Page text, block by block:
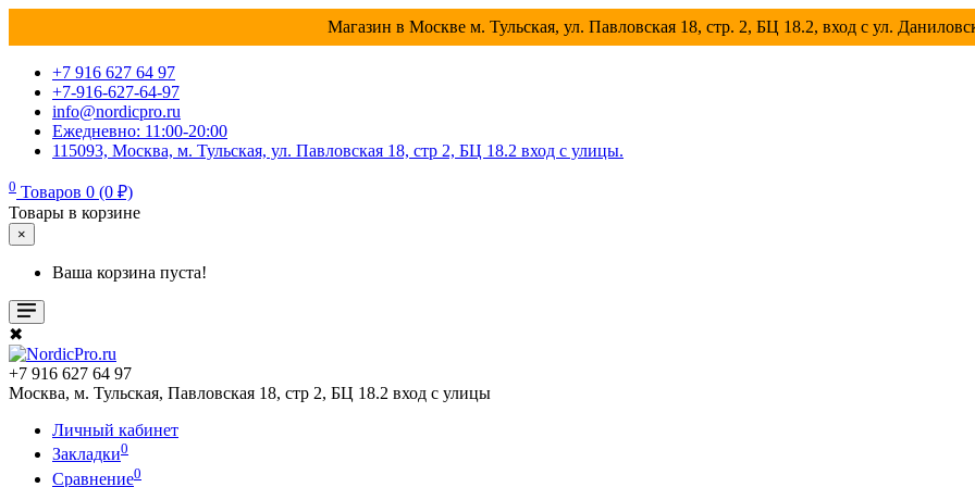
Магазин в Москве м. Тульская, ул. Павловская 18, стр. 2, БЦ 18.2, вход с ул.
+7 916 627 64 97
+7-916-627-64-97
info@nordicpro.ru
Ежедневно: 11:00-20:00
115093, Москва, м. Тульская, ул. Павловская 18, стр 2, БЦ 18.2 вход с улицы.
0 Товаров 0 (0 ₽)
Товары в корзине
×
Ваша корзина пуста!
✖
+7 916 627 64 97
Москва, м. Тульская, Павловская 18, стр 2, БЦ 18.2 вход с улицы
Личный кабинет
Закладки0
Сравнение0